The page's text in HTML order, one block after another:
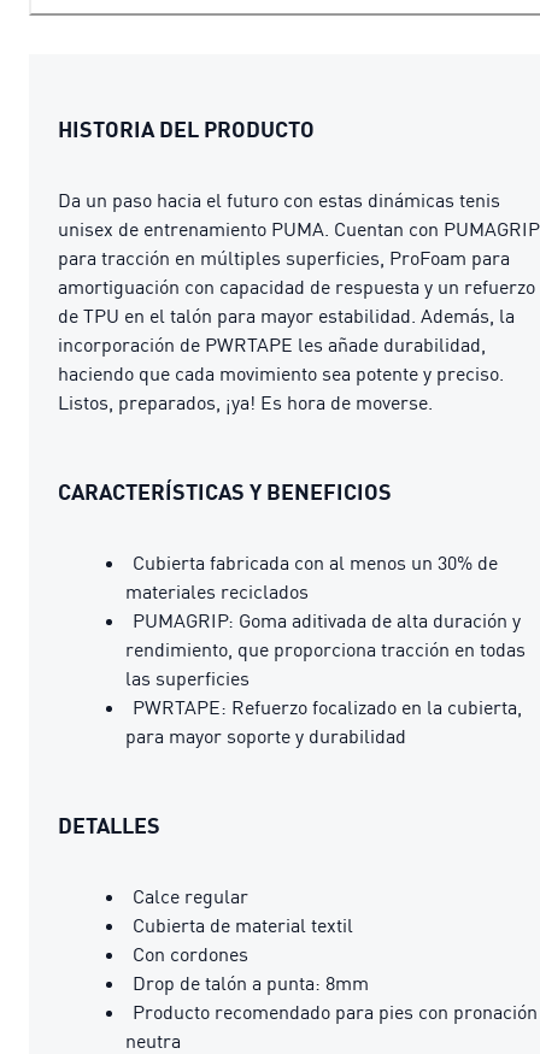
HISTORIA DEL PRODUCTO
Da un paso hacia el futuro con estas dinámicas tenis
unisex de entrenamiento PUMA. Cuentan con PUMAGRIP
para tracción en múltiples superficies, ProFoam para
amortiguación con capacidad de respuesta y un refuerzo
de TPU en el talón para mayor estabilidad. Además, la
incorporación de PWRTAPE les añade durabilidad,
haciendo que cada movimiento sea potente y preciso.
Listos, preparados, ¡ya! Es hora de moverse.
CARACTERÍSTICAS Y BENEFICIOS
Cubierta fabricada con al menos un 30% de
materiales reciclados
PUMAGRIP: Goma aditivada de alta duración y
rendimiento, que proporciona tracción en todas
las superficies
PWRTAPE: Refuerzo focalizado en la cubierta,
para mayor soporte y durabilidad
DETALLES
Calce regular
Cubierta de material textil
Con cordones
Drop de talón a punta: 8mm
Producto recomendado para pies con pronación
neutra